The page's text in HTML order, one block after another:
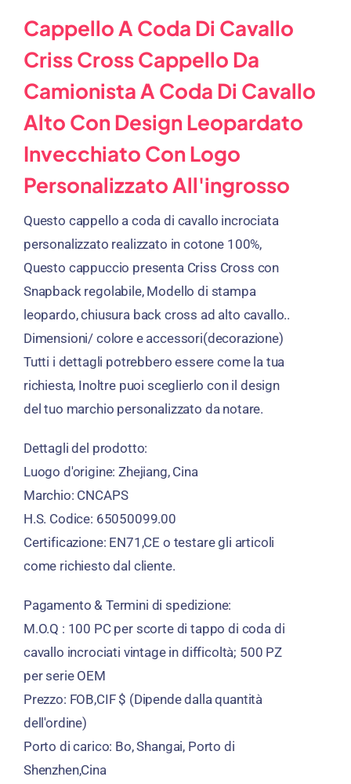
Cappello A Coda Di Cavallo
Criss Cross Cappello Da
Camionista A Coda Di Cavallo
Alto Con Design Leopardato
Invecchiato Con Logo
Personalizzato All'ingrosso
Questo cappello a coda di cavallo incrociata
personalizzato realizzato in cotone 100%,
Questo cappuccio presenta Criss Cross con
Snapback regolabile, Modello di stampa
leopardo, chiusura back cross ad alto cavallo..
Dimensioni/ colore e accessori(decorazione)
Tutti i dettagli potrebbero essere come la tua
richiesta, Inoltre puoi sceglierlo con il design
del tuo marchio personalizzato da notare.
Dettagli del prodotto:
Luogo d'origine: Zhejiang, Cina
Marchio: CNCAPS
H.S. Codice: 65050099.00
Certificazione: EN71,CE o testare gli articoli
come richiesto dal cliente.
Pagamento & Termini di spedizione:
M.O.Q : 100 PC per scorte di tappo di coda di
cavallo incrociati vintage in difficoltà; 500 PZ
per serie OEM
Prezzo: FOB,CIF $ (Dipende dalla quantità
dell'ordine)
Porto di carico: Bo, Shangai, Porto di
Shenzhen,Cina